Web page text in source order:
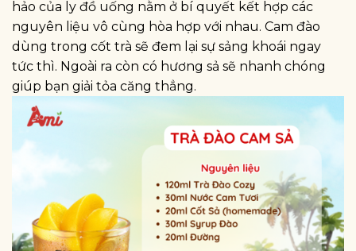
hảo của ly đồ uống nằm ở bí quyết kết hợp các
nguyên liệu vô cùng hòa hợp với nhau. Cam đào
dùng trong cốt trà sẽ đem lại sự sảng khoái ngay
tức thì. Ngoài ra còn có hương sả sẽ nhanh chóng
giúp bạn giải tỏa căng thẳng.